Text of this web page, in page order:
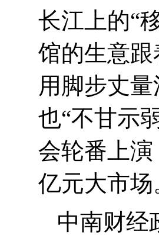
长江上的“
馆的生意跟
用脚步丈量
也“不甘示
会轮番上
亿元大市场
中南财经